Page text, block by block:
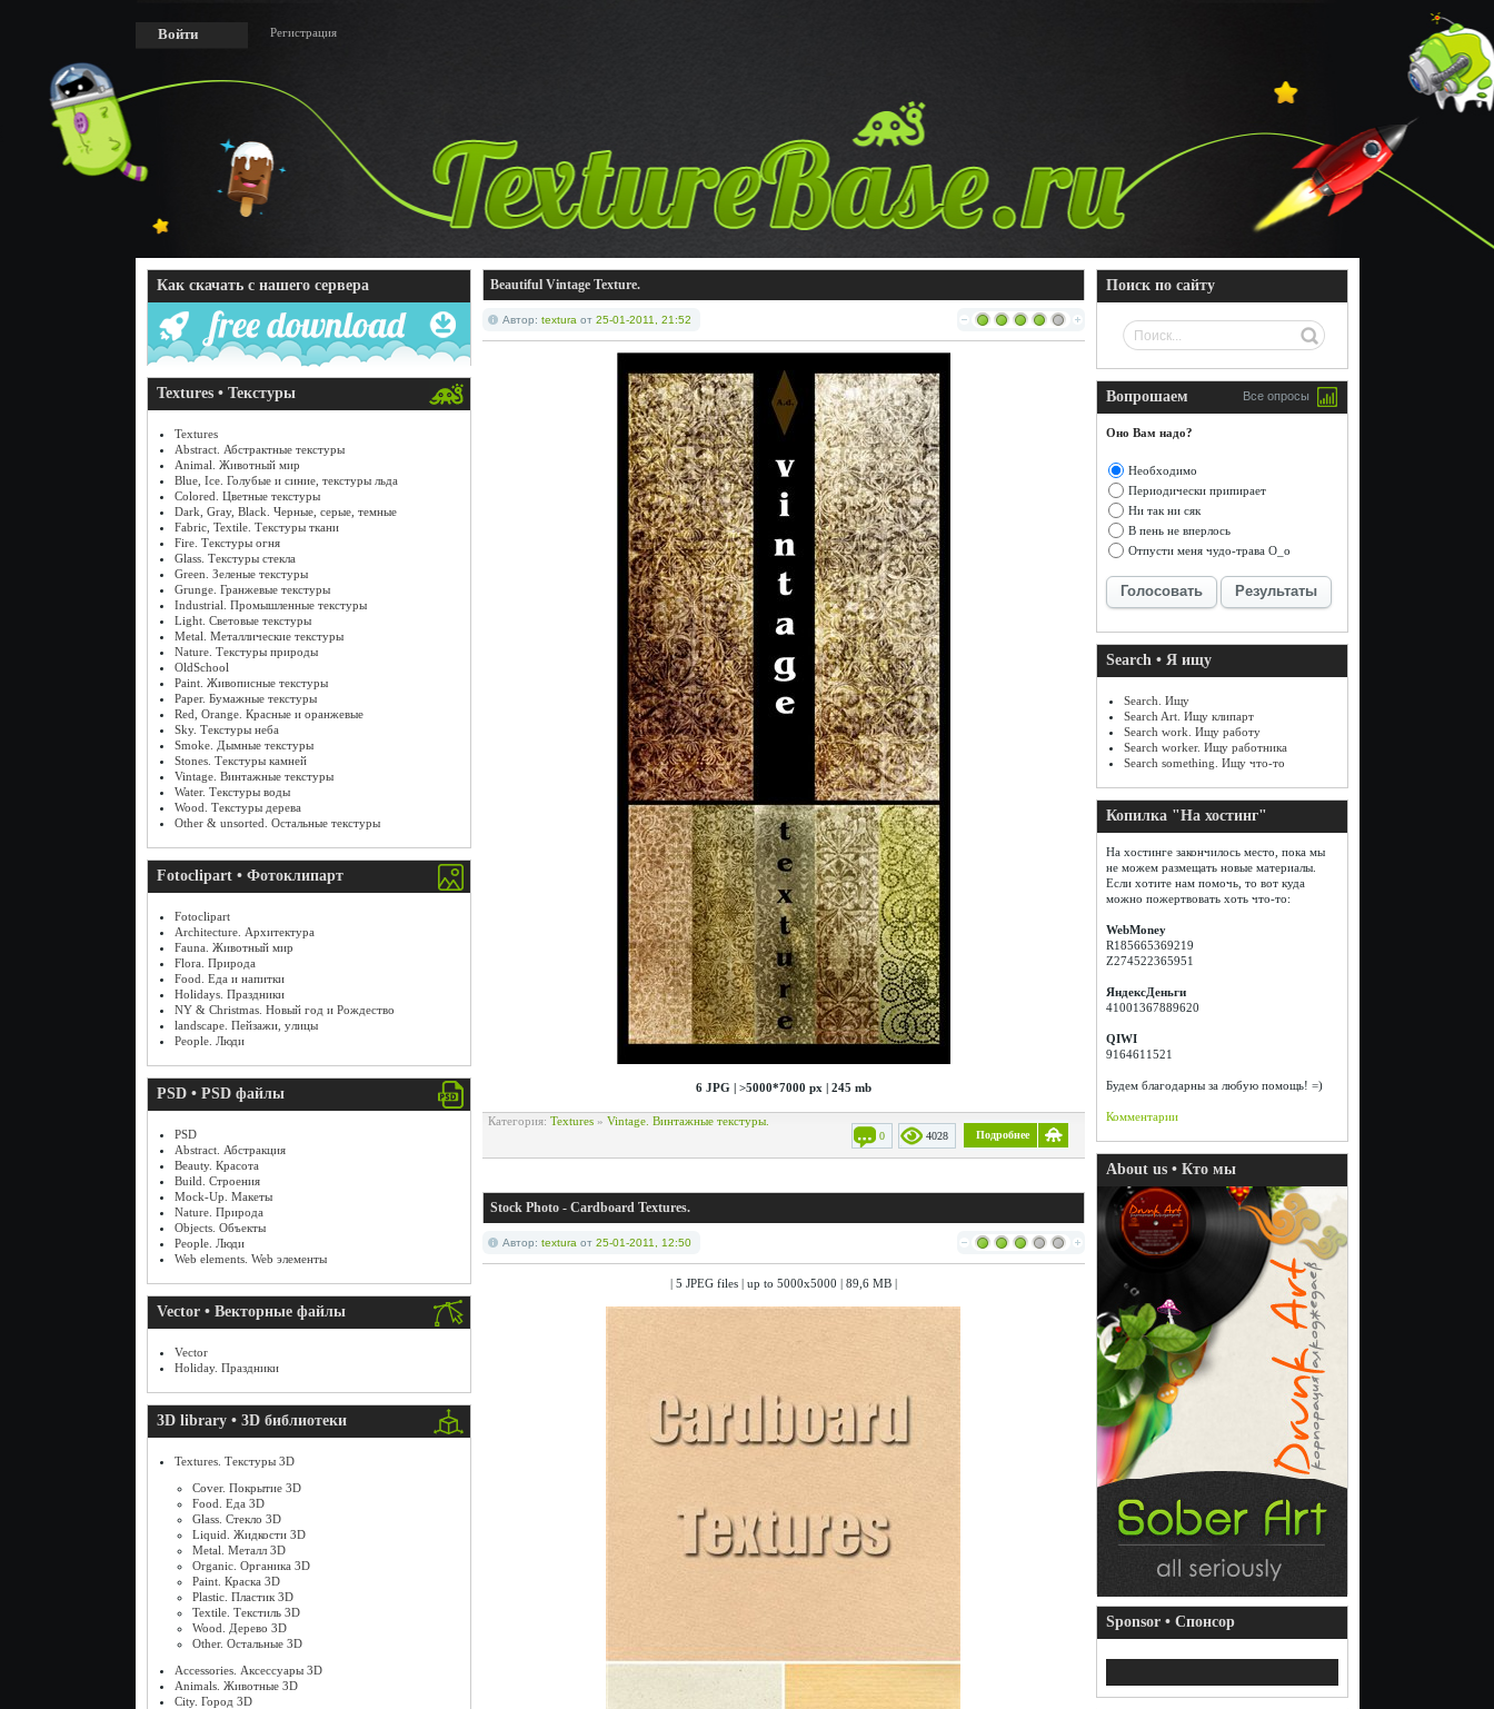
Войти Регистрация
Как скачать с нашего сервера
Textures • Текстуры
Textures
Abstract. Абстрактные текстуры
Animal. Животный мир
Blue, Ice. Голубые и синие, текстуры льда
Colored. Цветные текстуры
Dark, Gray, Black. Черные, серые, темные
Fabric, Textile. Текстуры ткани
Fire. Текстуры огня
Glass. Текстуры стекла
Green. Зеленые текстуры
Grunge. Гранжевые текстуры
Industrial. Промышленные текстуры
Light. Световые текстуры
Metal. Металлические текстуры
Nature. Текстуры природы
OldSchool
Paint. Живописные текстуры
Paper. Бумажные текстуры
Red, Orange. Красные и оранжевые
Sky. Текстуры неба
Smoke. Дымные текстуры
Stones. Текстуры камней
Vintage. Винтажные текстуры
Water. Текстуры воды
Wood. Текстуры дерева
Other & unsorted. Остальные текстуры
Fotoclipart • Фотоклипарт
Fotoclipart
Architecture. Архитектура
Fauna. Животный мир
Flora. Природа
Food. Еда и напитки
Holidays. Праздники
NY & Christmas. Новый год и Рождество
landscape. Пейзажи, улицы
People. Люди
PSD • PSD файлы
PSD
Abstract. Абстракция
Beauty. Красота
Build. Строения
Mock-Up. Макеты
Nature. Природа
Objects. Объекты
People. Люди
Web elements. Web элементы
Vector • Векторные файлы
Vector
Holiday. Праздники
3D library • 3D библиотеки
Textures. Текстуры 3D
Cover. Покрытие 3D
Food. Еда 3D
Glass. Стекло 3D
Liquid. Жидкости 3D
Metal. Металл 3D
Organic. Органика 3D
Paint. Краска 3D
Plastic. Пластик 3D
Textile. Текстиль 3D
Wood. Дерево 3D
Other. Остальные 3D
Accessories. Аксессуары 3D
Animals. Животные 3D
City. Город 3D
Beautiful Vintage Texture.
Автор: textura от 25-01-2011, 21:52
6 JPG | >5000*7000 px | 245 mb
Категория: Textures» Vintage. Винтажные текстуры.
Подробнее
4028
0
Stock Photo - Cardboard Textures.
Автор: texturaот 25-01-2011, 12:50
| 5 JPEG files | up to 5000x5000 | 89,6 MB |
Поиск по сайту
Вопрошаем Все опросы
Оно Вам надо?
Необходимо
Периодически припирает
Ни так ни сяк
В пень не вперлось
Отпусти меня чудо-трава О_о
Голосовать Результаты
Search • Я ищу
Search. Ищу
Search Art. Ищу клипарт
Search work. Ищу работу
Search worker. Ищу работника
Search something. Ищу что-то
Копилка "На хостинг"
На хостинге закончилось место, пока мы
не можем размещать новые материалы.
Если хотите нам помочь, то вот куда
можно пожертвовать хоть что-то:
WebMoney
R185665369219
Z274522365951
ЯндексДеньги
41001367889620
QIWI
9164611521
Будем благодарны за любую помощь! =)
Комментарии
About us • Кто мы
Sponsor • Спонсор